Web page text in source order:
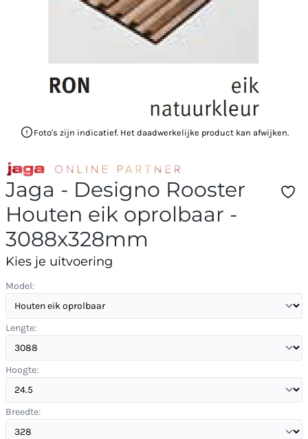
Foto's zijn indicatief. Het daadwerkelijke product kan afwijken.
Jaga - Designo Rooster
Houten eik oprolbaar -
3088x328mm
Kies je uitvoering
Model:
Lengte:
Hoogte:
Breedte: